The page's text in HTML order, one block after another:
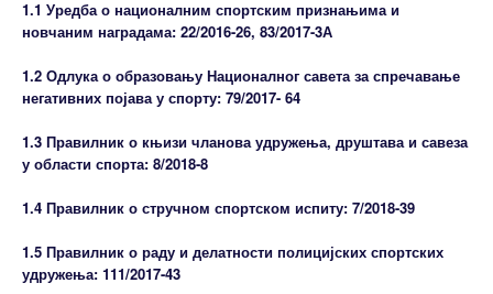
1.1 Уредба о националним спортским признањима и
новчаним наградама: 22/2016-26, 83/2017-3А
1.2 Одлука о образовању Националног савета за спречавање
негативних појава у спорту: 79/2017- 64
1.3 Правилник о књизи чланова удружења, друштава и савеза
у области спорта: 8/2018-8
1.4 Правилник о стручном спортском испиту: 7/2018-39
1.5 Правилник о раду и делатности полицијских спортских
удружења: 111/2017-43